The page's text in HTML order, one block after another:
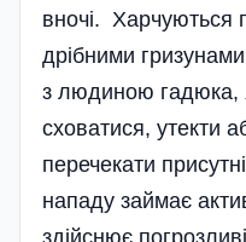
вночі.
дрібними
з людиною гадюка,
сховатися, утекти
перечекати
нападу займає
здійснює